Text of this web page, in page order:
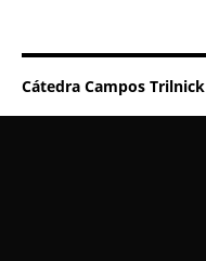
Cátedra Campos Trilnick